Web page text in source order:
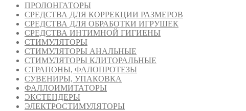
ПРОЛОНГАТОРЫ
СРЕДСТВА ДЛЯ КОРРЕКЦИИ РАЗМЕРОВ
СРЕДСТВА ДЛЯ ОБРАБОТКИ ИГРУШЕК
СРЕДСТВА ИНТИМНОЙ ГИГИЕНЫ
СТИМУЛЯТОРЫ
СТИМУЛЯТОРЫ АНАЛЬНЫЕ
СТИМУЛЯТОРЫ КЛИТОРАЛЬНЫЕ
СТРАПОНЫ, ФАЛОПРОТЕЗЫ
СУВЕНИРЫ, УПАКОВКА
ФАЛЛОИМИТАТОРЫ
ЭКСТЕНДЕРЫ
ЭЛЕКТРОСТИМУЛЯТОРЫ